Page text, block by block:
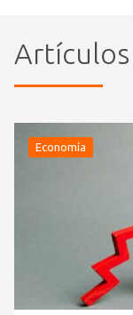
Artículos
Economía